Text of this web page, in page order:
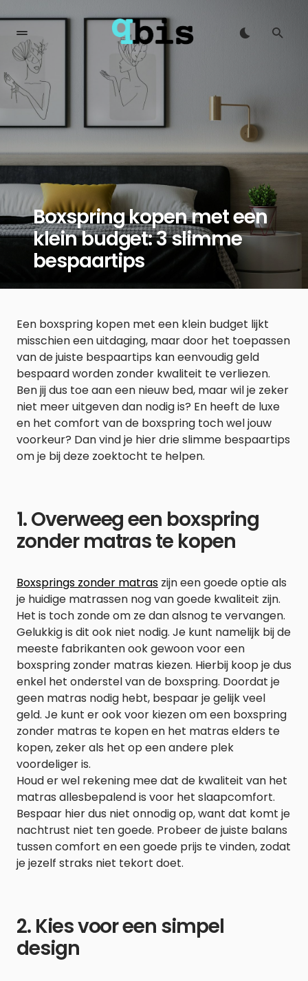
Boxspring kopen met een
klein budget: 3 slimme
bespaartips
Een boxspring kopen met een klein budget lijkt
misschien een uitdaging, maar door het toepassen
van de juiste bespaartips kan eenvoudig geld
bespaard worden zonder kwaliteit te verliezen.
Ben jij dus toe aan een nieuw bed, maar wil je zeker
niet meer uitgeven dan nodig is? En heeft de luxe
en het comfort van de boxspring toch wel jouw
voorkeur? Dan vind je hier drie slimme bespaartips
om je bij deze zoektocht te helpen.
1. Overweeg een boxspring
zonder matras te kopen
Boxsprings zonder matras zijn een goede optie als
je huidige matrassen nog van goede kwaliteit zijn.
Het is toch zonde om ze dan alsnog te vervangen.
Gelukkig is dit ook niet nodig. Je kunt namelijk bij de
meeste fabrikanten ook gewoon voor een
boxspring zonder matras kiezen. Hierbij koop je dus
enkel het onderstel van de boxspring. Doordat je
geen matras nodig hebt, bespaar je gelijk veel
geld. Je kunt er ook voor kiezen om een boxspring
zonder matras te kopen en het matras elders te
kopen, zeker als het op een andere plek
voordeliger is.
Houd er wel rekening mee dat de kwaliteit van het
matras allesbepalend is voor het slaapcomfort.
Bespaar hier dus niet onnodig op, want dat komt je
nachtrust niet ten goede. Probeer de juiste balans
tussen comfort en een goede prijs te vinden, zodat
je jezelf straks niet tekort doet.
2. Kies voor een simpel
design